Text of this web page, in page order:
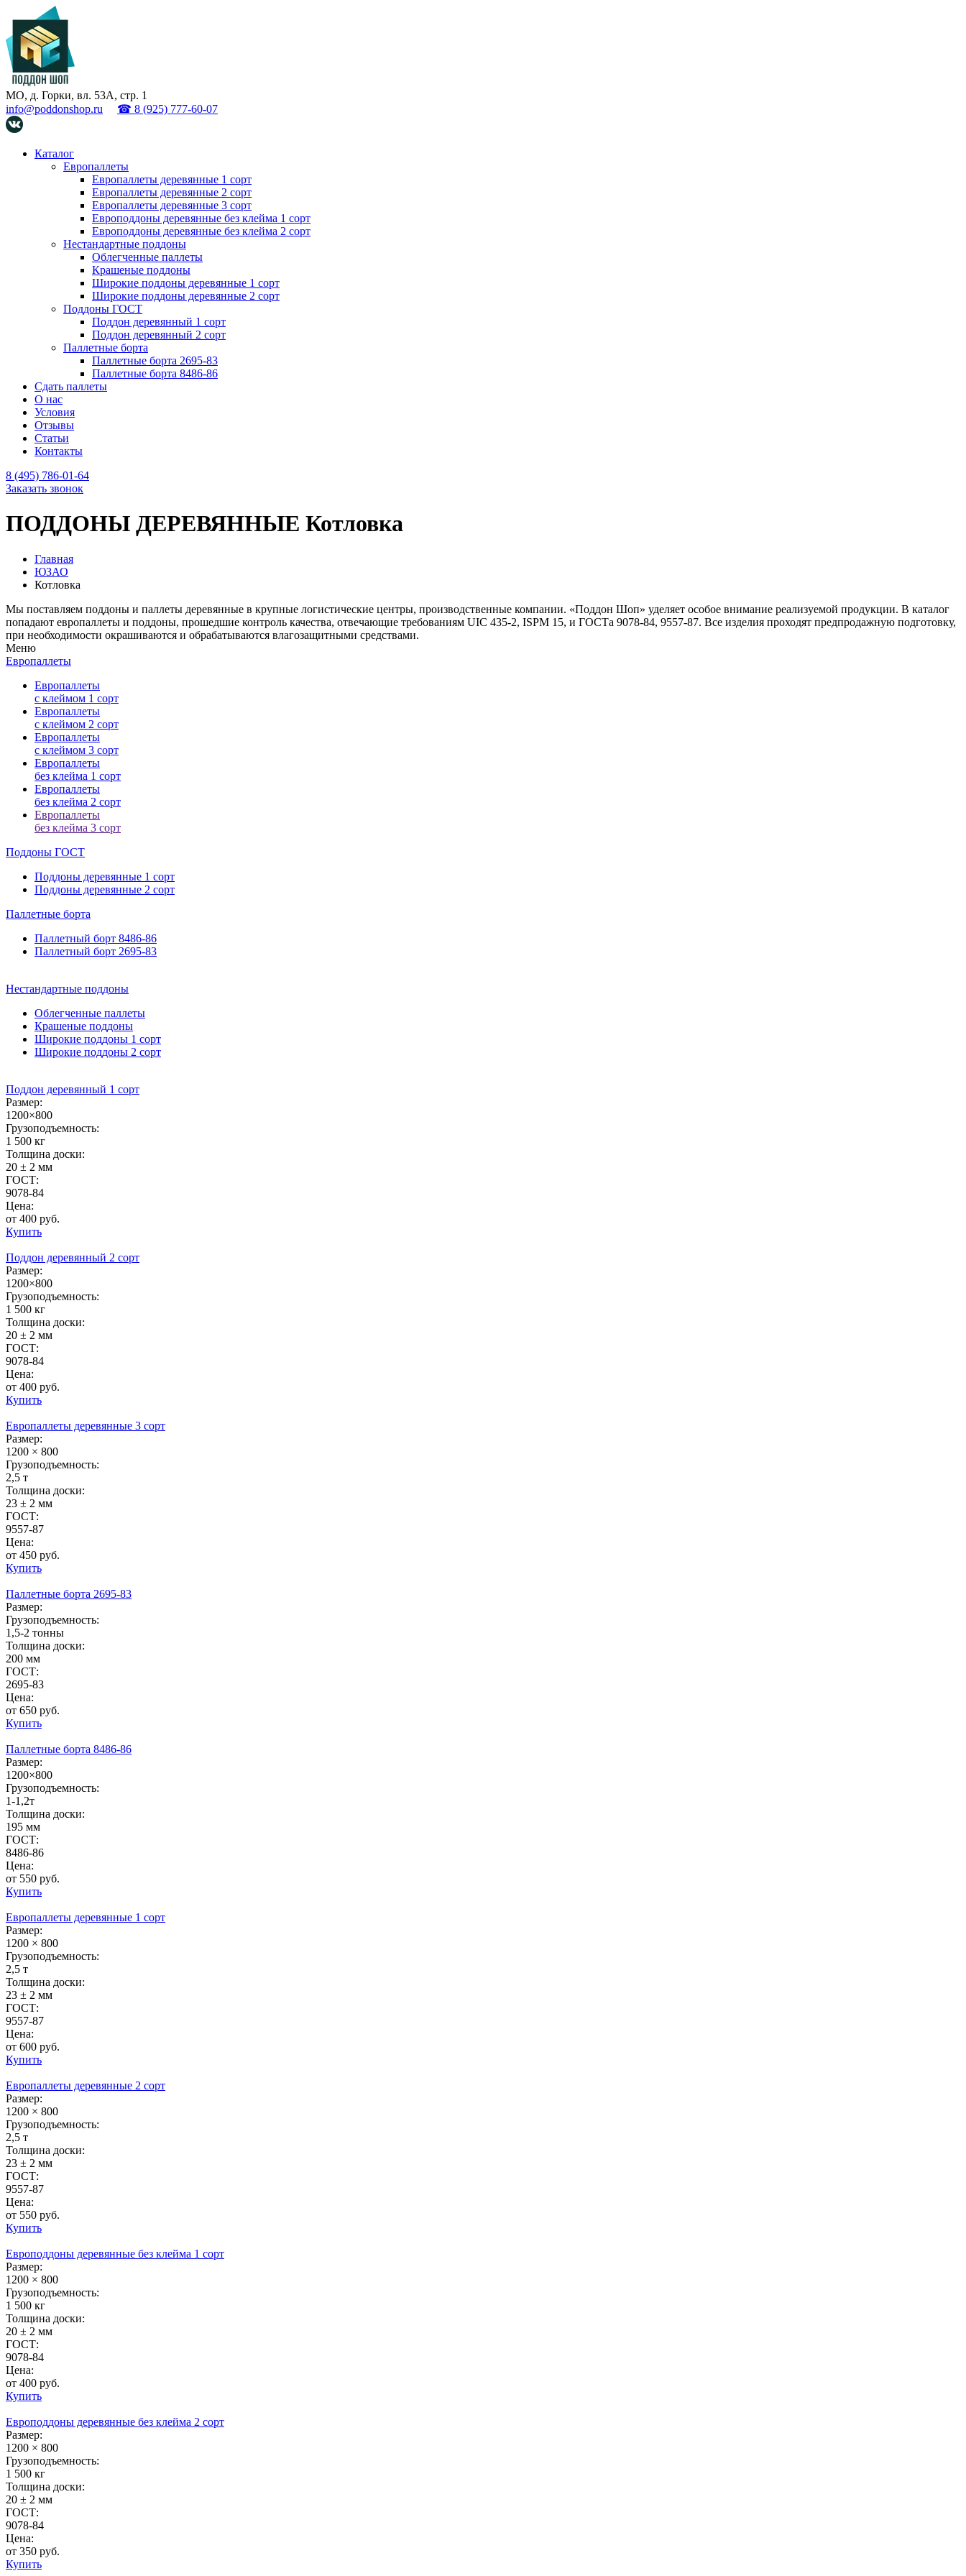
МО, д. Горки, вл. 53А, стр. 1
info@poddonshop.ru
☎ 8 (925) 777-60-07
Каталог
Европаллеты
Европаллеты деревянные 1 сорт
Европаллеты деревянные 2 сорт
Европаллеты деревянные 3 сорт
Европоддоны деревянные без клейма 1 сорт
Европоддоны деревянные без клейма 2 сорт
Нестандартные поддоны
Облегченные паллеты
Крашеные поддоны
Широкие поддоны деревянные 1 сорт
Широкие поддоны деревянные 2 сорт
Поддоны ГОСТ
Поддон деревянный 1 сорт
Поддон деревянный 2 сорт
Паллетные борта
Паллетные борта 2695-83
Паллетные борта 8486-86
Сдать паллеты
О нас
Условия
Отзывы
Статьи
Контакты
8 (495) 786-01-64
Заказать звонок
ПОДДОНЫ ДЕРЕВЯННЫЕ Котловка
Главная
ЮЗАО
Котловка
Мы поставляем поддоны и паллеты деревянные в крупные логистические центры, производственные компании. «Поддон Шоп» уделяет особое внимание реализуемой продукции. В каталог
попадают европаллеты и поддоны, прошедшие контроль качества, отвечающие требованиям UIC 435-2, ISPM 15, и ГОСТа 9078-84, 9557-87. Все изделия проходят предпродажную подготовку,
при необходимости окрашиваются и обрабатываются влагозащитными средствами.
Меню
Европаллеты
Европаллеты
с клеймом 1 сорт
Европаллеты
с клеймом 2 сорт
Европаллеты
с клеймом 3 сорт
Европаллеты
без клейма 1 сорт
Европаллеты
без клейма 2 сорт
Европаллеты
без клейма 3 сорт
Поддоны ГОСТ
Поддоны деревянные 1 сорт
Поддоны деревянные 2 сорт
Паллетные борта
Паллетный борт 8486-86
Паллетный борт 2695-83
Нестандартные поддоны
Облегченные паллеты
Крашеные поддоны
Широкие поддоны 1 сорт
Широкие поддоны 2 сорт
Поддон деревянный 1 сорт
Размер:
1200×800
Грузоподъемность:
1 500 кг
Толщина доски:
20 ± 2 мм
ГОСТ:
9078-84
Цена:
от 400 руб.
Купить
Поддон деревянный 2 сорт
Размер:
1200×800
Грузоподъемность:
1 500 кг
Толщина доски:
20 ± 2 мм
ГОСТ:
9078-84
Цена:
от 400 руб.
Купить
Европаллеты деревянные 3 сорт
Размер:
1200 × 800
Грузоподъемность:
2,5 т
Толщина доски:
23 ± 2 мм
ГОСТ:
9557-87
Цена:
от 450 руб.
Купить
Паллетные борта 2695-83
Размер:
Грузоподъемность:
1,5-2 тонны
Толщина доски:
200 мм
ГОСТ:
2695-83
Цена:
от 650 руб.
Купить
Паллетные борта 8486-86
Размер:
1200×800
Грузоподъемность:
1-1,2т
Толщина доски:
195 мм
ГОСТ:
8486-86
Цена:
от 550 руб.
Купить
Европаллеты деревянные 1 сорт
Размер:
1200 × 800
Грузоподъемность:
2,5 т
Толщина доски:
23 ± 2 мм
ГОСТ:
9557-87
Цена:
от 600 руб.
Купить
Европаллеты деревянные 2 сорт
Размер:
1200 × 800
Грузоподъемность:
2,5 т
Толщина доски:
23 ± 2 мм
ГОСТ:
9557-87
Цена:
от 550 руб.
Купить
Европоддоны деревянные без клейма 1 сорт
Размер:
1200 × 800
Грузоподъемность:
1 500 кг
Толщина доски:
20 ± 2 мм
ГОСТ:
9078-84
Цена:
от 400 руб.
Купить
Европоддоны деревянные без клейма 2 сорт
Размер:
1200 × 800
Грузоподъемность:
1 500 кг
Толщина доски:
20 ± 2 мм
ГОСТ:
9078-84
Цена:
от 350 руб.
Купить